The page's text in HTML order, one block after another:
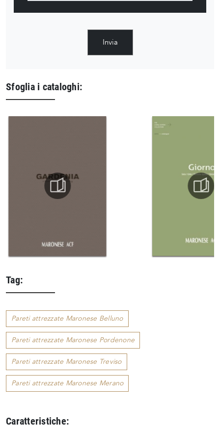
Invia
Sfoglia i cataloghi:
Tag:
Pareti attrezzate Maronese Belluno
Pareti attrezzate Maronese Pordenone
Pareti attrezzate Maronese Treviso
Pareti attrezzate Maronese Merano
Caratteristiche: